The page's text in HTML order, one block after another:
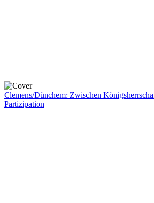
Clemens/Dünchem: Zwischen
Partizipation